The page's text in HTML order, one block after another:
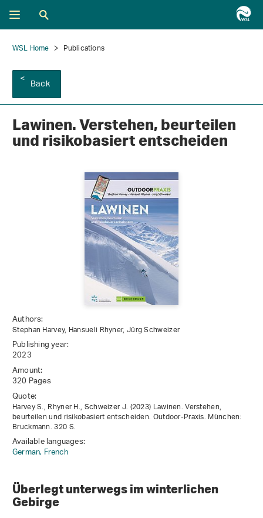
WSL Home Publications
Back
Lawinen. Verstehen, beurteilen
und risikobasiert entscheiden
Authors:
Stephan Harvey, Hansueli Rhyner, Jürg Schweizer
Publishing year:
2023
Amount:
320 Pages
Quote:
Harvey S., Rhyner H., Schweizer J. (2023) Lawinen. Verstehen,
beurteilen und risikobasiert entscheiden. Outdoor-Praxis. München:
Bruckmann. 320 S.
Available languages:
German, French
Überlegt unterwegs im winterlichen
Gebirge